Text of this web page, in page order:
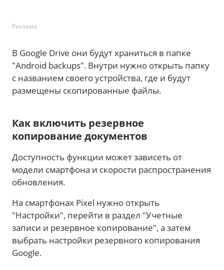
Реклама
В Google Drive они будут храниться в папке
"Android backups". Внутри нужно открыть папку
с названием своего устройства, где и будут
размещены скопированные файлы.
Как включить резервное
копирование документов
Доступность функции может зависеть от
модели смартфона и скорости распространения
обновления.
На смартфонах Pixel нужно открыть
"Настройки", перейти в раздел "Учетные
записи и резервное копирование", а затем
выбрать настройки резервного копирования
Google.